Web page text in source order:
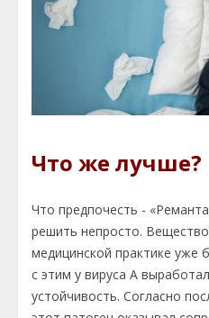
Что же лучше?
Что предпочесть -
решить непросто.
медицинской практике уже
с этим у вируса А
устойчивость. Согласно